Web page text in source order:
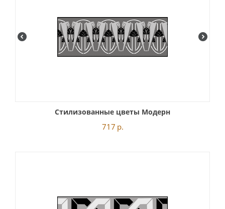
Стилизованные цветы Модерн
717 р.